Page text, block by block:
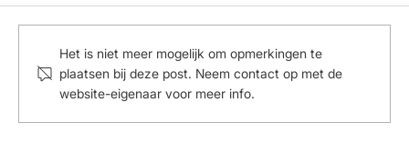
Het is niet meer mogelijk om opmerkingen te
plaatsen bij deze post. Neem contact op met de
website-eigenaar voor meer info.